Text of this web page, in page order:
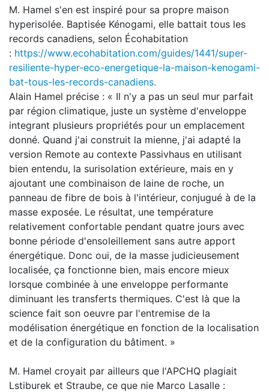
M. Hamel s'en est inspiré pour sa propre maison
hyperisolée. Baptisée Kénogami, elle battait tous les
records canadiens, selon Écohabitation
: https://www.ecohabitation.com/guides/1441/super-
resiliente-hyper-eco-energetique-la-maison-kenogami-
bat-tous-les-records-canadiens.
Alain Hamel précise : « Il n'y a pas un seul mur parfait
par région climatique, juste un système d'enveloppe
integrant plusieurs propriétés pour un emplacement
donné. Quand j'ai construit la mienne, j'ai adapté la
version Remote au contexte Passivhaus en utilisant
bien entendu, la surisolation extérieure, mais en y
ajoutant une combinaison de laine de roche, un
panneau de fibre de bois à l'intérieur, conjugué à de la
masse exposée. Le résultat, une température
relativement confortable pendant quatre jours avec
bonne période d'ensoleillement sans autre apport
énergétique. Donc oui, de la masse judicieusement
localisée, ça fonctionne bien, mais encore mieux
lorsque combinée à une enveloppe performante
diminuant les transferts thermiques. C'est là que la
science fait son oeuvre par l'entremise de la
modélisation énergétique en fonction de la localisation
et de la configuration du bâtiment. »
M. Hamel croyait par ailleurs que l'APCHQ plagiait
Lstiburek et Straube, ce que nie Marco Lasalle :